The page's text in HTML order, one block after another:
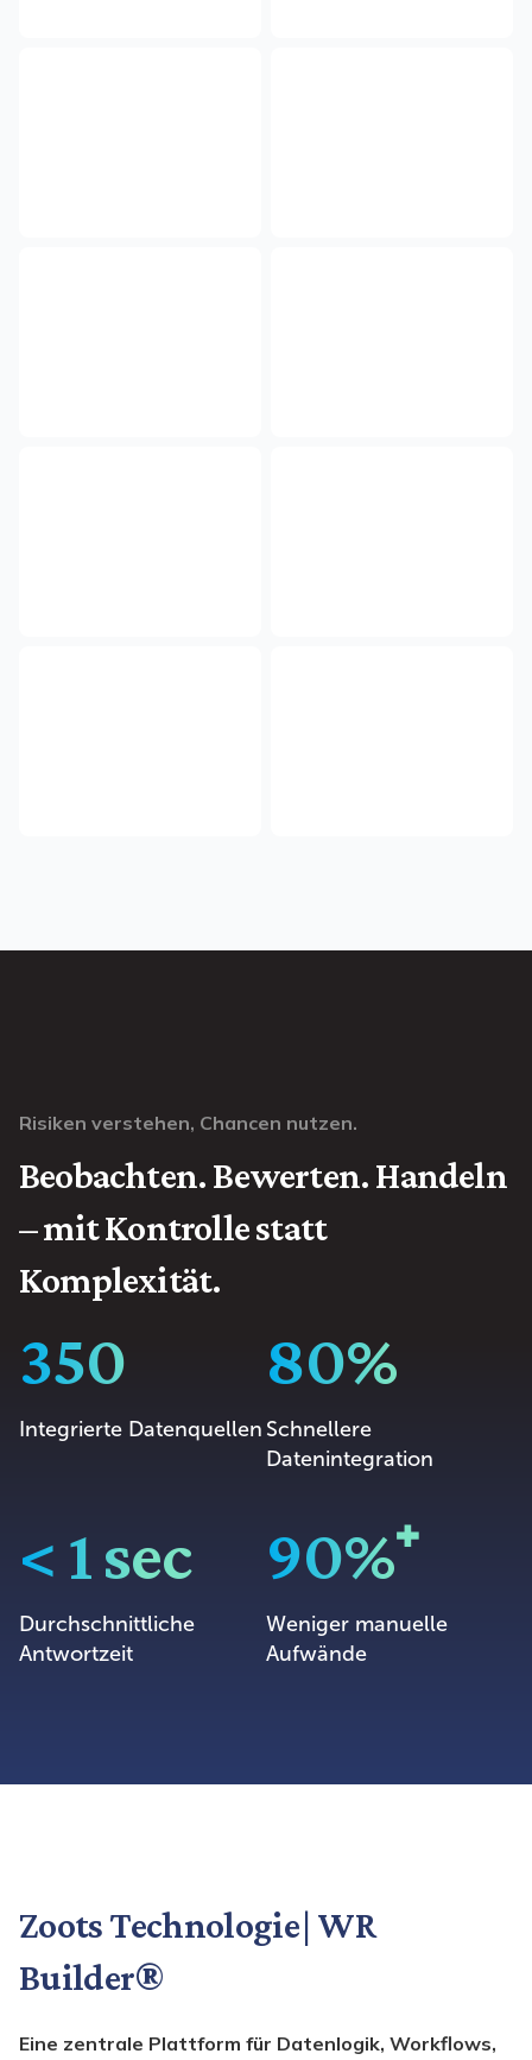
Risiken verstehen, Chancen nutzen.
Beobachten. Bewerten. Handeln
– mit Kontrolle statt
Komplexität.
350
Integrierte Datenquellen
80%
Schnellere
Datenintegration
< 1 sec
Durchschnittliche
Antwortzeit
90%⁺
Weniger manuelle
Aufwände
Zoots Technologie | WR
Builder®
Eine zentrale Plattform für Datenlogik, Workflows,